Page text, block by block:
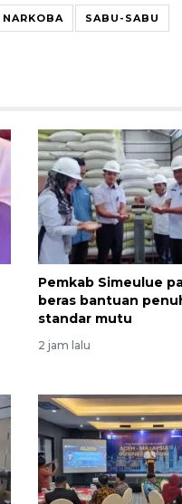
NARKOBA SABU-SABU
Pemkab Simeulue
beras bantuan
standar mutu
2 jam lalu